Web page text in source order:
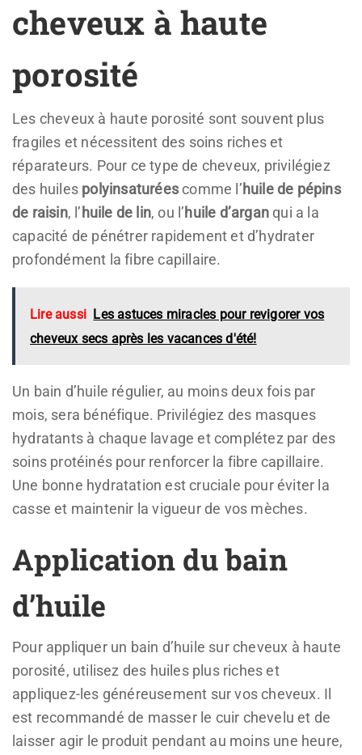
cheveux à haute
porosité
Les cheveux à haute porosité sont souvent plus
fragiles et nécessitent des soins riches et
réparateurs. Pour ce type de cheveux, privilégiez
des huiles polyinsaturéescomme l’huile de pépins
de raisin, l’ huile de lin, ou l’huile d’argan qui a la
capacité de pénétrer rapidement et d’hydrater
profondément la fibre capillaire.
Lire aussi Les astuces miracles pour revigorer vos
cheveux secs après les vacances d'été!
Un bain d’huile régulier, au moins deux fois par
mois, sera bénéfique. Privilégiez des masques
hydratants à chaque lavage et complétez par des
soins protéinés pour renforcer la fibre capillaire.
Une bonne hydratation est cruciale pour éviter la
casse et maintenir la vigueur de vos mèches.
Application du bain
d’huile
Pour appliquer un bain d’huile sur cheveux à haute
porosité, utilisez des huiles plus riches et
appliquez-les généreusement sur vos cheveux. Il
est recommandé de masser le cuir chevelu et de
laisser agir le produit pendant au moins une heure,